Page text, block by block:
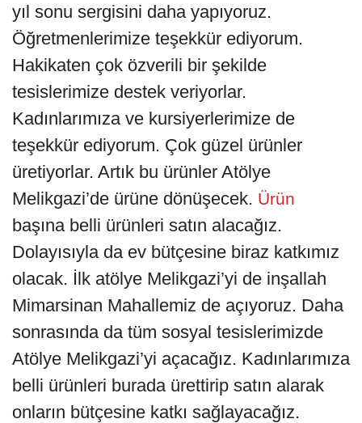
yıl sonu sergisini daha yapıyoruz.
Öğretmenlerimize teşekkür ediyorum.
Hakikaten çok özverili bir şekilde
tesislerimize destek veriyorlar.
Kadınlarımıza ve kursiyerlerimize de
teşekkür ediyorum. Çok güzel ürünler
üretiyorlar. Artık bu ürünler Atölye
Melikgazi’de ürüne dönüşecek. Ürün
başına belli ürünleri satın alacağız.
Dolayısıyla da ev bütçesine biraz katkımız
olacak. İlk atölye Melikgazi’yi de inşallah
Mimarsinan Mahallemiz de açıyoruz. Daha
sonrasında da tüm sosyal tesislerimizde
Atölye Melikgazi’yi açacağız. Kadınlarımıza
belli ürünleri burada ürettirip satın alarak
onların bütçesine katkı sağlayacağız.